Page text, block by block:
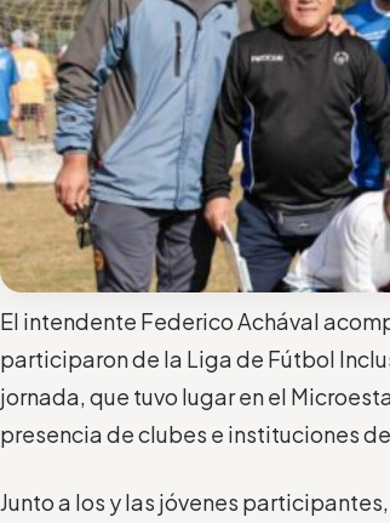
El intendente Federico Achával
participaron de la Liga de Fútbol
jornada, que tuvo lugar en el
presencia de clubes e instituciones
Junto a los y las jóvenes